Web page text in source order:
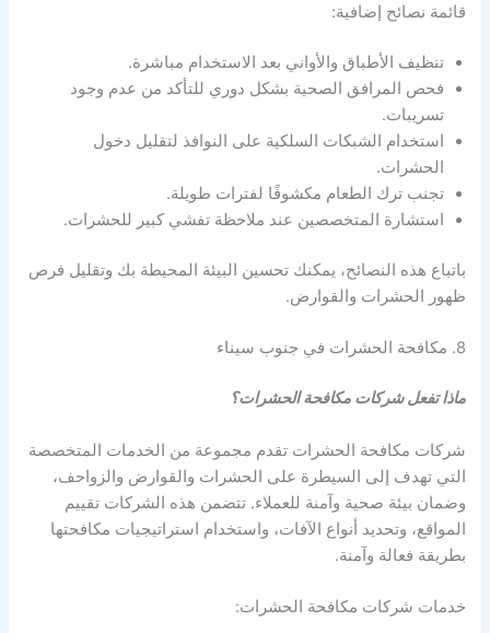
قائمة نصائح إضافية:
تنظيف الأطباق والأواني بعد الاستخدام مباشرة.
فحص المرافق الصحية بشكل دوري للتأكد من عدم وجود
تسريبات.
استخدام الشبكات السلكية على النوافذ لتقليل دخول
الحشرات.
تجنب ترك الطعام مكشوفًا لفترات طويلة.
استشارة المتخصصين عند ملاحظة تفشي كبير للحشرات.
باتباع هذه النصائح، يمكنك تحسين البيئة المحيطة بك وتقليل فرص
ظهور الحشرات والقوارض.
8. مكافحة الحشرات في جنوب سيناء
ماذا تفعل شركات مكافحة الحشرات؟
شركات مكافحة الحشرات تقدم مجموعة من الخدمات المتخصصة
التي تهدف إلى السيطرة على الحشرات والقوارض والزواحف،
وضمان بيئة صحية وآمنة للعملاء. تتضمن هذه الشركات تقييم
المواقع، وتحديد أنواع الآفات، واستخدام استراتيجيات مكافحتها
بطريقة فعالة وآمنة.
خدمات شركات مكافحة الحشرات: